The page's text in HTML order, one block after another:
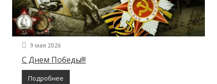
9 мая 2026
С Днем Победы!!!
Подробнее